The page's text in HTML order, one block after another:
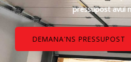
pressupost avui
DEMANA'NS PRESSUPOST